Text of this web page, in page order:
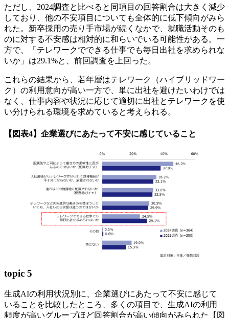
ただし、2024調査と比べると同項目の回答割合は大きく減少
しており、他の不安項目についても全体的に低下傾向がみら
れた。新卒採用の売り手市場が続くなかで、就職活動そのも
のに対する不安感は相対的に和らいでいる可能性がある。一
方で、「テレワークでできる仕事でも毎日出社を求められな
いか」は29.1%と、前回調査を上回った。
これらの結果から、若年層はテレワーク（ハイブリッドワー
ク）の利用意向が高い一方で、単に出社を避けたいわけでは
なく、仕事内容や状況に応じて適切に出社とテレワークを使
い分けられる環境を求めていると考えられる。
【図表4】企業選びにあたって不安に感じていること
topic 5
生成AIの利用状況別に、企業選びにあたって不安に感じて
いることを比較したところ、多くの項目で、生成AIの利用
頻度が高いグループほど回答割合が高い傾向がみられた【図